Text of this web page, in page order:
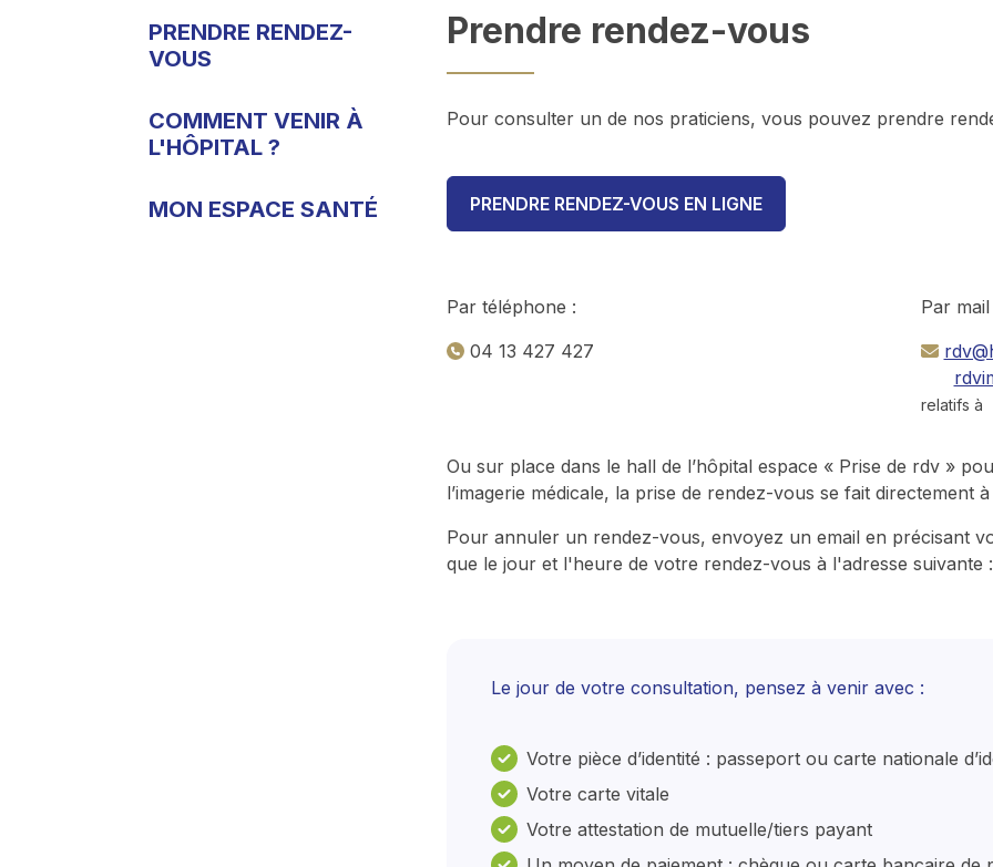
PRENDRE RENDEZ-
VOUS
COMMENT VENIR À
L'HÔPITAL ?
MON ESPACE SANTÉ
Prendre rendez-vous
Pour consulter un de nos praticiens, vous pouvez prendre
PRENDRE RENDEZ-VOUS EN LIGNE
Par téléphone :
04 13 427 427
Par
relatifs
Ou sur place dans le hall de l’hôpital espace « Prise de rdv »
l’imagerie médicale, la prise de rendez-vous se fait directement à
Pour annuler un rendez-vous, envoyez un email en précisant
que le jour et l'heure de votre rendez-vous à l'adresse suivante
Le jour de votre consultation, pensez à venir avec :
Votre pièce d’identité : passeport ou carte nationale
Votre carte vitale
Votre attestation de mutuelle/tiers payant